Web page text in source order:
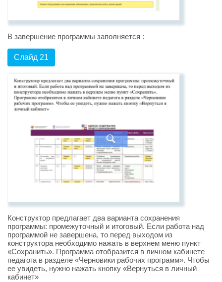
В завершение программы заполняется :
Слайд 21
Конструктор предлагает два варианта сохранения
программы: промежуточный и итоговый. Если работа над
программой не завершена, то перед выходом из
конструктора необходимо нажать в верхнем меню пункт
«Сохранить». Программа отобразится в личном кабинете
педагога в разделе «Черновики рабочих программ». Чтобы
ее увидеть, нужно нажать кнопку «Вернуться в личный
кабинет»